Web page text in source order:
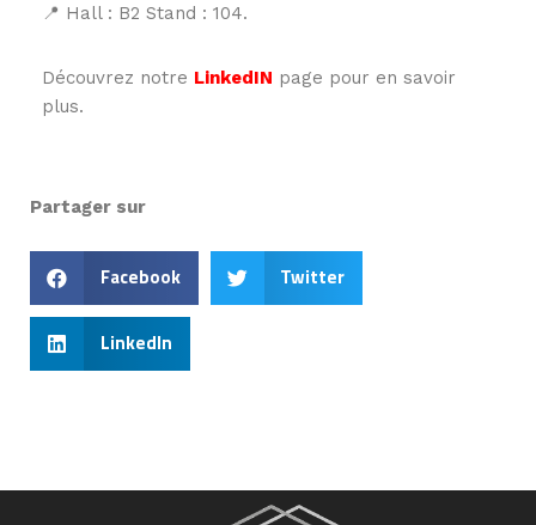
📍 Hall : B2 Stand : 104.
Découvrez notre LinkedIN page pour en savoir
plus.
Partager sur
Facebook Twitter
LinkedIn